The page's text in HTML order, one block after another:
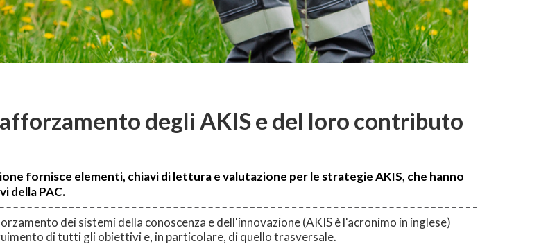
degli AKIS e del loro contributo
fornisce elementi, chiavi di lettura e valutazione per le strategie AKIS, che hanno
della PAC.
dei sistemi della conoscenza e dell'innovazione (AKIS è l'acronimo in inglese)
di tutti gli obiettivi e, in particolare, di quello trasversale.